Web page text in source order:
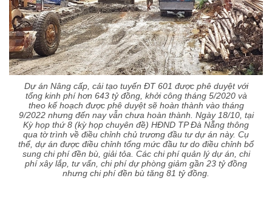
Dự án Nâng cấp, cải tạo tuyến ĐT 601 được phê duyệt với
tổng kinh phí hơn 643 tỷ đồng, khởi công tháng 5/2020 và
theo kế hoạch được phê duyệt sẽ hoàn thành vào tháng
9/2022 nhưng đến nay vẫn chưa hoàn thành. Ngày 18/10, tại
Kỳ họp thứ 8 (kỳ họp chuyên đề) HĐND TP Đà Nẵng thông
qua tờ trình về điều chỉnh chủ trương đầu tư dự án này. Cụ
thể, dự án được điều chỉnh tổng mức đầu tư do điều chỉnh bổ
sung chi phí đền bù, giải tỏa. Các chi phí quản lý dự án, chi
phí xây lắp, tư vấn, chi phí dự phòng giảm gần 23 tỷ đồng
nhưng chi phí đền bù tăng 81 tỷ đồng.